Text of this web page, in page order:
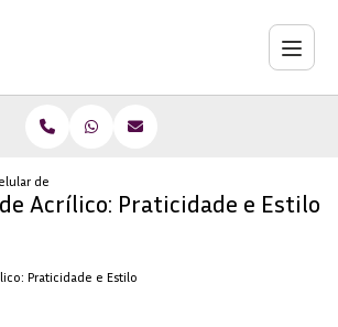
de Acrílico: Praticidade e Estilo
Acrílico: Praticidade e Estilo